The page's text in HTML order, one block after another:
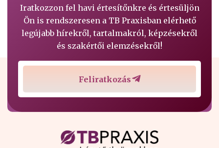
Iratkozzon fel havi értesítőnkre és értesüljön
Ön is rendszeresen a TB Praxisban elérhető
legújabb hírekről, tartalmakról, képzésekről
és szakértői elemzésekről!
Feliratkozás